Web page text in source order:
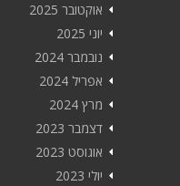
אוקטובר 2025
יוני 2025
נובמבר 2024
אפריל 2024
מרץ 2024
דצמבר 2023
אוגוסט 2023
יולי 2023